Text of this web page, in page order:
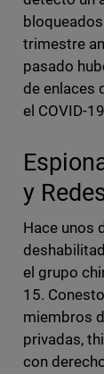
trimestre
pasado
de enlaces
el COVID-
y
Hace unos
el grupo
15.
miembros
privadas,
con